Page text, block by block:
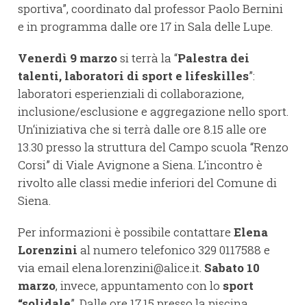
sportiva”, coordinato dal professor Paolo Bernini
e in programma dalle ore 17 in Sala delle Lupe.
Venerdì 9 marzosi terrà la “Palestra dei
talenti, laboratori di sport e lifeskilles”:
laboratori esperienziali di collaborazione,
inclusione/esclusione e aggregazione nello sport.
Un‘iniziativa che si terrà dalle ore 8.15 alle ore
13.30 presso la struttura del Campo scuola “Renzo
Corsi” di Viale Avignone a Siena. L’incontro è
rivolto alle classi medie inferiori del Comune di
Siena.
Per informazioni è possibile contattare Elena
Lorenzini al numero telefonico 329 0117588 e
via email elena.lorenzini@alice.it. Sabato 10
marzo, invece, appuntamento con lo sport